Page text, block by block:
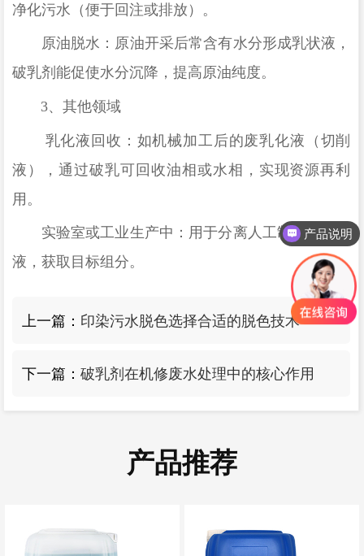
净化污水（便于回注或排放）。
原油脱水：原油开采后常含有水分形成乳状液，
破乳剂能促使水分沉降，提高原油纯度。
3、 其他领域
乳化液回收：如机械加工后的废乳化液（切削
液），通过破乳可回收油相或水相，实现资源再利
用。
实验室或工业生产中：用于分离人工制备的乳状
液，获取目标组分。
上一篇： 印染污水脱色选择合适的脱色技术
下一篇：破乳剂在机修废水处理中的核心作用
产品推荐
产品说明